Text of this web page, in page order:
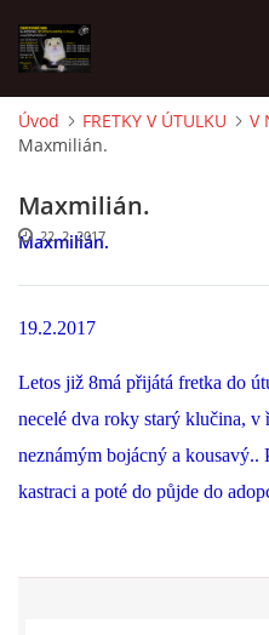
AKTUALITY
FRETKY V ÚTULKU
V PÉČI
VIRTUÁLNÍ ADOPCE
Úvod FRETKY V ÚTULKU
V
Maxmilián.
Maxmilián.
Maxmilián.
22. 2. 2017
19.2.2017
Letos již 8má přijátá fretka do
necelé dva roky starý klučina,
neznámým bojácný a kousavý..
kastraci a poté do půjde do